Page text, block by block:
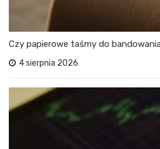
Czy papierowe taśmy do
4 sierpnia 2026